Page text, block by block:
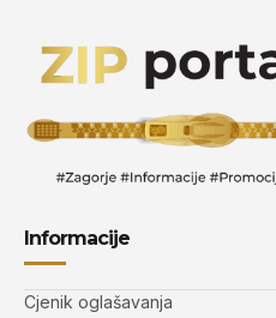
Informacije
Cjenik oglašavanja